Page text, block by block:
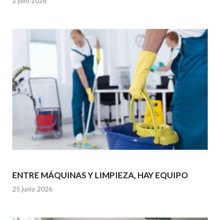
ENTRE MÁQUINAS Y LIMPIEZA, HAY EQUIPO
25 junio 2026